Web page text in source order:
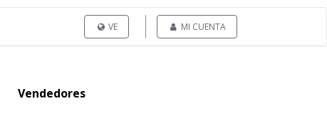
VE MI CUENTA
Vendedores